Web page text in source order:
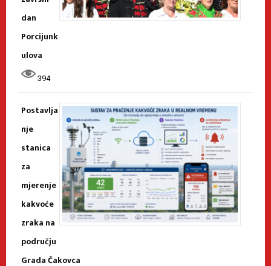
dan
Porcijunk
ulova
394
Postavlja
nje
stanica
za
mjerenje
kakvoće
zraka na
području
Grada Čakovca